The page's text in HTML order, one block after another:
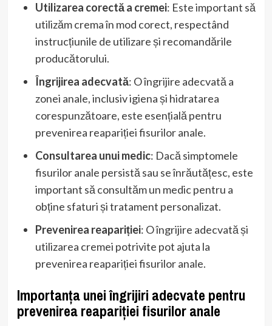
Utilizarea corectă a cremei: Este important să
utilizăm crema în mod corect, respectând
instrucțiunile de utilizare și recomandările
producătorului.
Îngrijirea adecvată: O îngrijire adecvată a
zonei anale, inclusiv igiena și hidratarea
corespunzătoare, este esențială pentru
prevenirea reapariției fisurilor anale.
Consultarea unui medic: Dacă simptomele
fisurilor anale persistă sau se înrăutățesc, este
important să consultăm un medic pentru a
obține sfaturi și tratament personalizat.
Prevenirea reapariției: O îngrijire adecvată și
utilizarea cremei potrivite pot ajuta la
prevenirea reapariției fisurilor anale.
Importanța unei îngrijiri adecvate pentru
prevenirea reapariției fisurilor anale